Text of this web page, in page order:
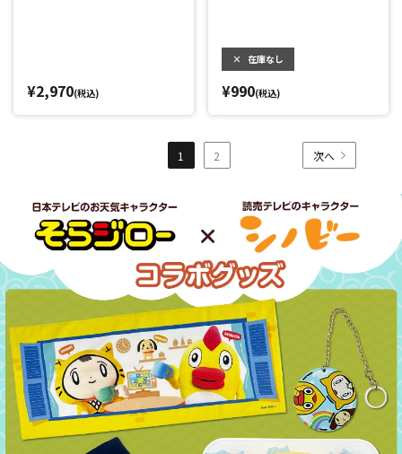
¥2,970(税込)
× 在庫なし
¥990(税込)
1 2 次へ